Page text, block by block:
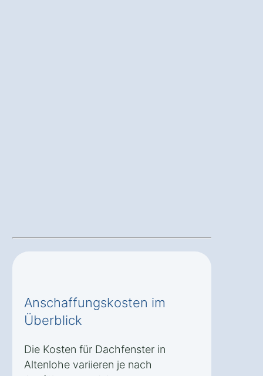
Anschaffungskosten im
Überblick
Die Kosten für Dachfenster in
Altenlohe variieren je nach